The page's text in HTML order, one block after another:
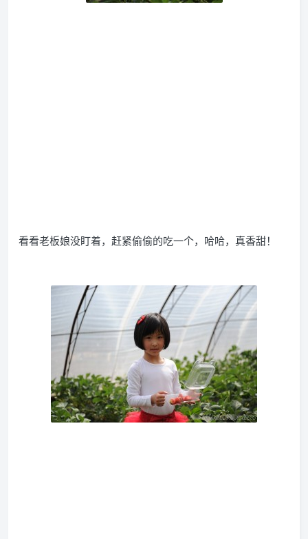
看看老板娘没盯着，赶紧偷偷的吃一个，哈哈，真香甜！